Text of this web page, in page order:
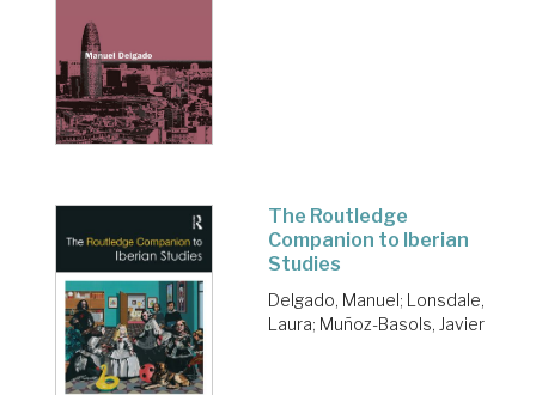
The Routledge
Companion to Iberian
Studies
Delgado, Manuel; Lonsdale,
Laura; Muñoz-Basols, Javier